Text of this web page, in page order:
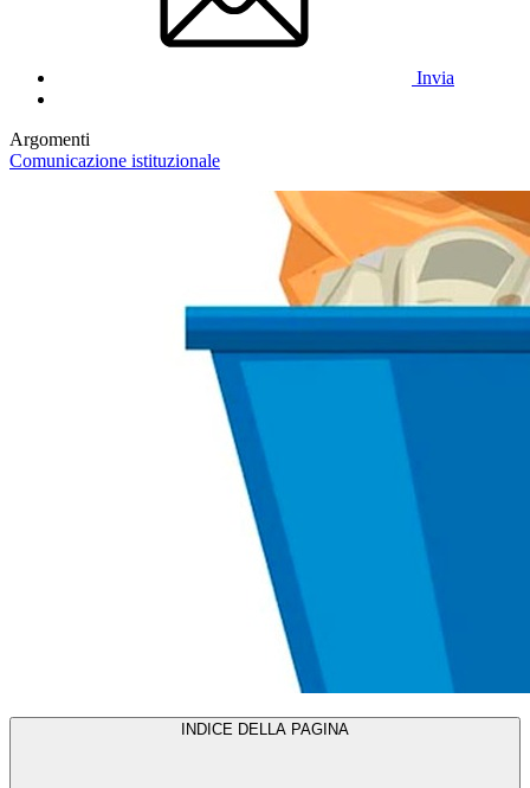
Invia
Argomenti
Comunicazione istituzionale
INDICE DELLA PAGINA